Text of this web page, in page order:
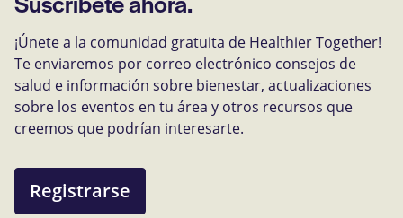
¡Únete a la comunidad gratuita de Healthier Together!
Te enviaremos por correo electrónico consejos de
salud e información sobre bienestar, actualizaciones
sobre los eventos en tu área y otros recursos que
creemos que podrían interesarte.
Registrarse